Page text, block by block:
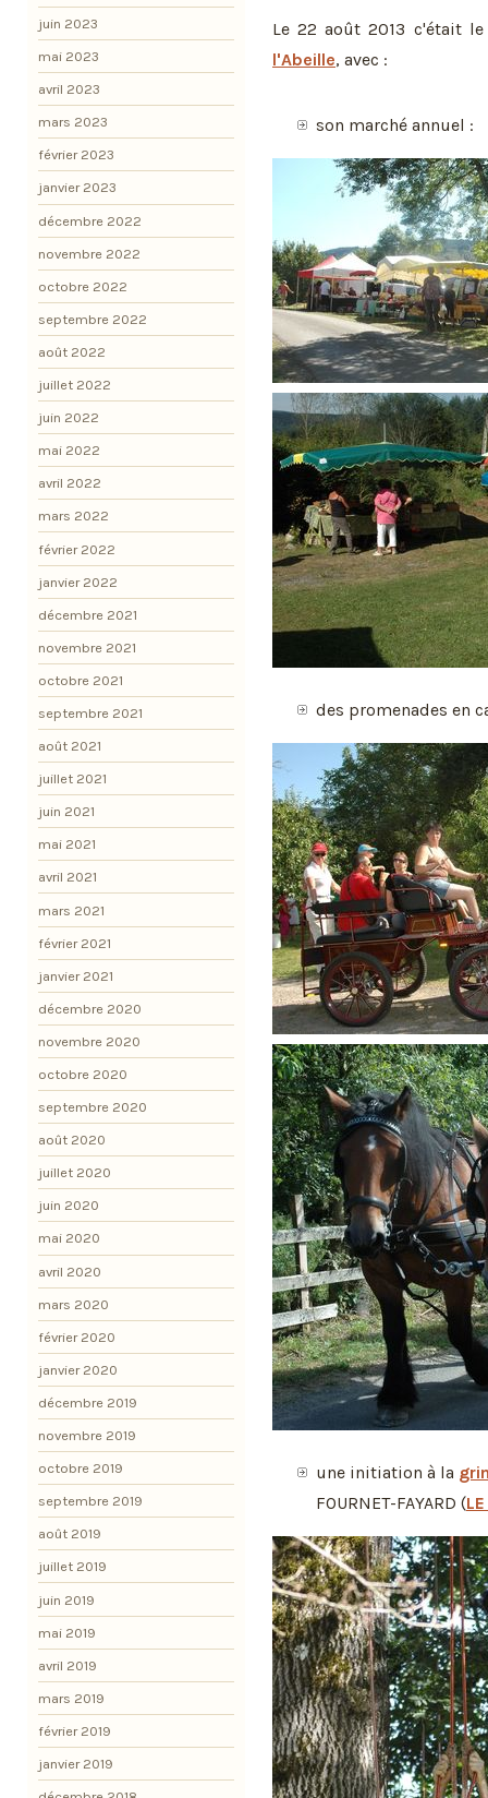
Le 22 août 2013 c'était
l'Abeille, avec :
son marché annuel :
des promenades en
une initiation à la
FOURNET-FAYARD (
juin 2023
mai 2023
avril 2023
mars 2023
février 2023
janvier 2023
décembre 2022
novembre 2022
octobre 2022
septembre 2022
août 2022
juillet 2022
juin 2022
mai 2022
avril 2022
mars 2022
février 2022
janvier 2022
décembre 2021
novembre 2021
octobre 2021
septembre 2021
août 2021
juillet 2021
juin 2021
mai 2021
avril 2021
mars 2021
février 2021
janvier 2021
décembre 2020
novembre 2020
octobre 2020
septembre 2020
août 2020
juillet 2020
juin 2020
mai 2020
avril 2020
mars 2020
février 2020
janvier 2020
décembre 2019
novembre 2019
octobre 2019
septembre 2019
août 2019
juillet 2019
juin 2019
mai 2019
avril 2019
mars 2019
février 2019
janvier 2019